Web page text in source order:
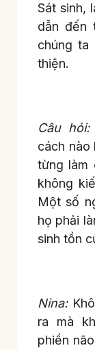
Sát sinh,
dẫn đến
chúng ta
thiện.
Câu hỏi:
cách nào
từng làm
không
Một số
họ phải
sinh tồn
Nina:
ra mà
phiền